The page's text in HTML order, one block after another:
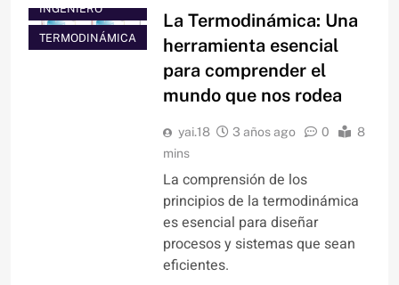
INGENIERO
TERMODINÁMICA
La Termodinámica: Una
herramienta esencial
para comprender el
mundo que nos rodea
yai.18 3 años ago 0
8
mins
La comprensión de los
principios de la termodinámica
es esencial para diseñar
procesos y sistemas que sean
eficientes.